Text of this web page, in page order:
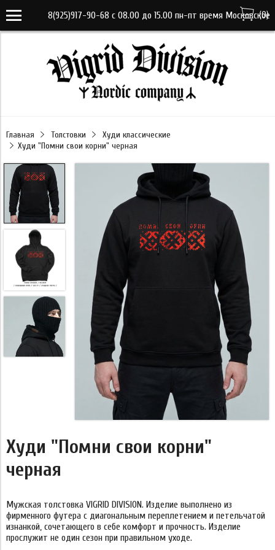
VK-RTRG-346206-gjaxr
8(925)917-90-68 с 08.00 до 15.00 пн-пт время Московское
(0)
Главная Толстовки
Худи классические
Худи "Помни свои корни" черная
Худи "Помни свои корни"
черная
Мужская толстовка VIGRID DIVISION. Изделие выполнено из
фирменного футера с диагональным переплетением и петельчатой
изнанкой, сочетающего в себе комфорт и прочность. Изделие
прослужит не один сезон при правильном уходе.